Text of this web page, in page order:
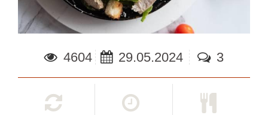
4604 29.05.2024 3